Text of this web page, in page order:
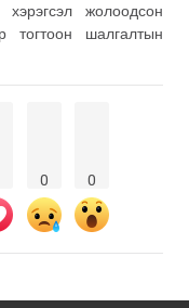
хэрэгсэл жолоодсон
тогтоон шалгалтын
0 0